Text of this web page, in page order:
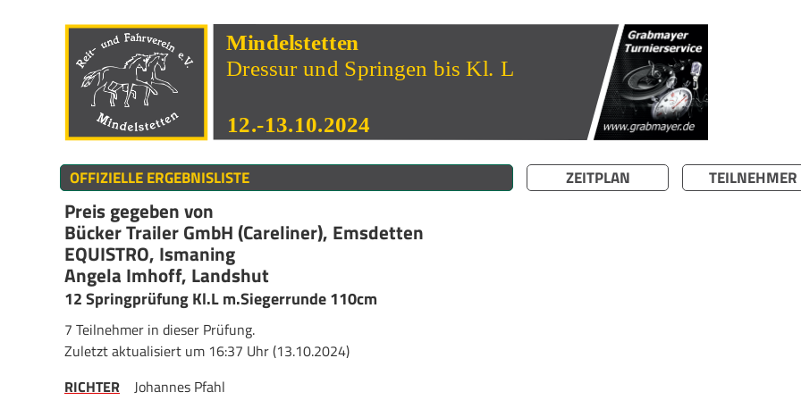
OFFIZIELLE ERGEBNISLISTE ZEITPLAN TEILNEHMER
Preis gegeben von
Bücker Trailer GmbH (Careliner), Emsdetten
EQUISTRO, Ismaning
Angela Imhoff, Landshut
12 Springprüfung Kl.L m.Siegerrunde 110cm
7 Teilnehmer in dieser Prüfung.
Zuletzt aktualisiert um 16:37 Uhr (13.10.2024)
RICHTER
Johannes Pfahl